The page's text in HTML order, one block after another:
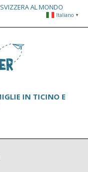
AL MONDO
IN TICINO E
Italiano ▼